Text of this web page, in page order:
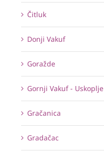
Čitluk
Donji Vakuf
Goražde
Gornji Vakuf - Uskoplje
Gračanica
Gradačac